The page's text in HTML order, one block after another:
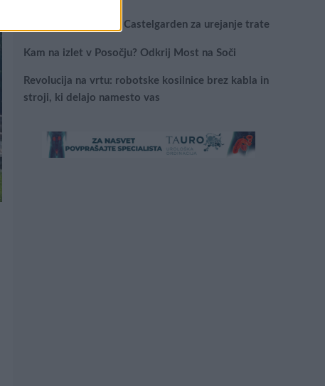
Najboljši vrtni stroji Castelgarden za urejanje trate
Kam na izlet v Posočju? Odkrij Most na Soči
Revolucija na vrtu: robotske kosilnice brez kabla in
stroji, ki delajo namesto vas